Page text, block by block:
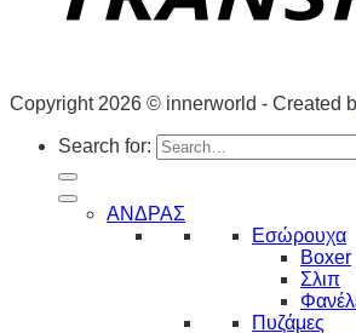
Copyright 2026 © innerworld - Created
Search for:
ΑΝΔΡΑΣ
Εσώρουχα
Boxer
Σλιπ
Πυζάμες